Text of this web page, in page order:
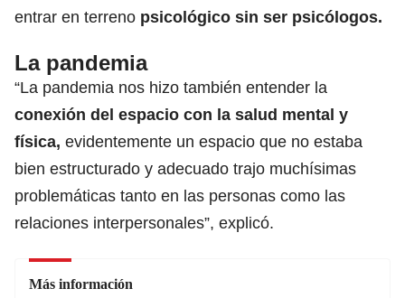
entrar en terreno psicológico sin ser psicólogos.
La pandemia
“La pandemia nos hizo también entender la
conexión del espacio con la salud mental y
física, evidentemente un espacio que no estaba
bien estructurado y adecuado trajo muchísimas
problemáticas tanto en las personas como las
relaciones interpersonales”, explicó.
Más información